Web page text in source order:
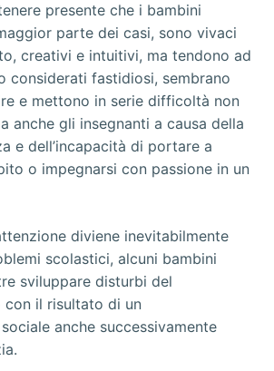
presente che i bambini
parte dei casi, sono vivaci
creativi e intuitivi, ma tendono ad
considerati fastidiosi, sembrano
e mettono in serie difficoltà non
anche gli insegnanti a causa della
e dell’incapacità di portare a
o impegnarsi con passione in un
diviene inevitabilmente
scolastici, alcuni bambini
sviluppare disturbi del
il risultato di un
anche successivamente